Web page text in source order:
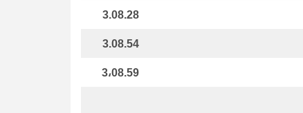
3.08.28
3.08.54
3،08.59